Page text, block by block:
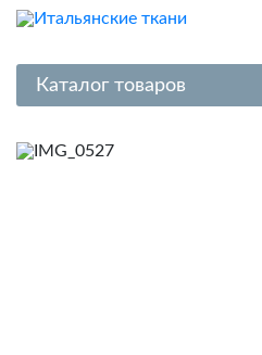
Каталог товаров
Хлопок